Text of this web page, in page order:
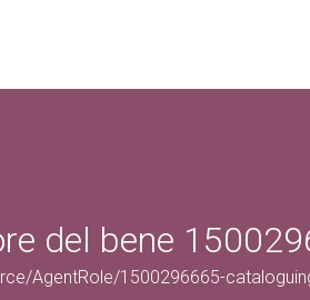
del bene
AgentRole/1500296665-